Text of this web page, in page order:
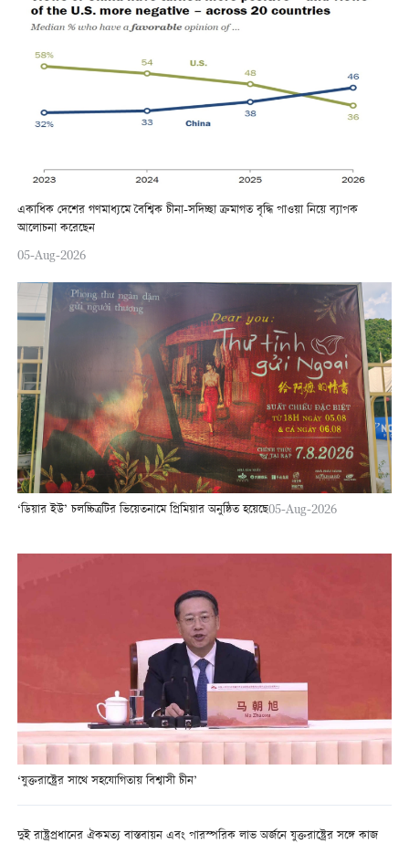
একাধিক দেশের গণমাধ্যমে বৈশ্বিক চীনা-সদিচ্ছা ক্রমাগত বৃদ্ধি পাওয়া নিয়ে ব্যাপক
আলোচনা করেছেন
05-Aug-2026
‘ডিয়ার ইউ’ চলচ্চিত্রটির ভিয়েতনামে প্রিমিয়ার অনুষ্ঠিত হয়েছে05-Aug-2026
‘যুক্তরাষ্ট্রের সাথে সহযোগিতায় বিশ্বাসী চীন’
দুই রাষ্ট্রপ্রধানের ঐকমত্য বাস্তবায়ন এবং পারস্পরিক লাভ অর্জনে যুক্তরাষ্ট্রের সঙ্গে কাজ